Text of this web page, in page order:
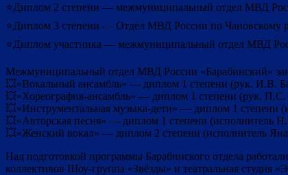
⭐Диплом 2 степени — межмуниципальный отдел МВД
⭐Диплом 3 степени — Отдел МВД России по Чановскому
⭐Диплом участника — межмуниципальный отдел МВД
Межмуниципальный отдел МВД России «Барабинский»
💥«Вокальный ансамбль» — диплом 1 степени (рук. И.В.
💥«Хореография-ансамбль» — диплом 1 степени (рук.
💥«Инструментальная музыка-дети» — диплом 1 степени
💥«Авторская песня» — диплом 1 степени (исполнитель
💥«Женский вокал» — диплом 2 степени (исполнитель
Над подготовкой программы Барабинского отдела
коллективов Шоу-группа «Звёзды» и театральная студия